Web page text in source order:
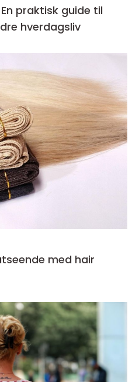
praktisk guide til
hverdagsliv
med hair